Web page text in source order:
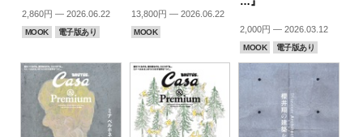
2,860円 — 2026.06.22
MOOK 電子版あり
13,800円 — 2026.06.22
MOOK 2,000円 — 2026.03.12
MOOK 電子版あり